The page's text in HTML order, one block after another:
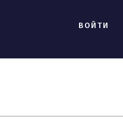
ВОЙТИ